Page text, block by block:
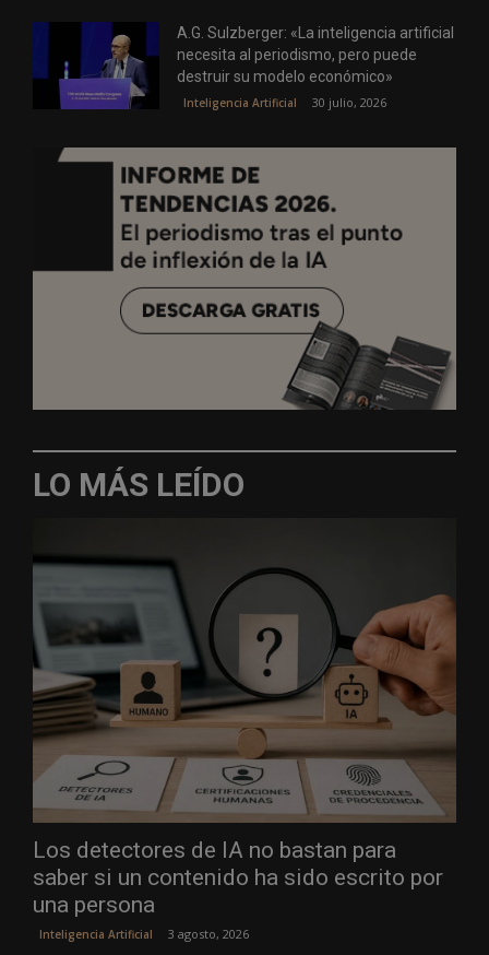
A.G. Sulzberger: «La inteligencia artificial
necesita al periodismo, pero puede
destruir su modelo económico»
Inteligencia Artificial 30 julio, 2026
LO MÁS LEÍDO
Los detectores de IA no bastan para
saber si un contenido ha sido escrito por
una persona
Inteligencia Artificial 3 agosto, 2026